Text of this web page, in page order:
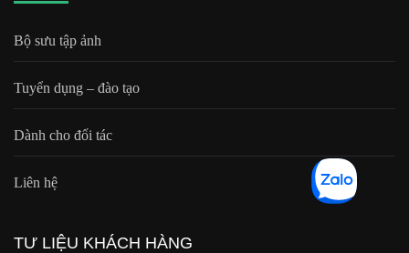
Bộ sưu tập ảnh
Tuyển dụng – đào tạo
Dành cho đối tác
Liên hệ
TƯ LIỆU KHÁCH HÀNG